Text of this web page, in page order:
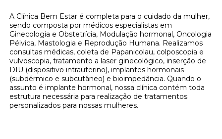
A Clínica Bem Estar é completa para o cuidado da mulher,
sendo composta por médicos especialistas em
Ginecologia e Obstetrícia, Modulação hormonal, Oncologia
Pélvica, Mastologia e Reprodução Humana. Realizamos
consultas médicas, coleta de Papanicolau, colposcopia e
vulvoscopia, tratamento a laser ginecológico, inserção de
DIU (dispositivo intrauterino), implantes hormonais
(subdérmico e subcutâneo) e bioimpedância. Quando o
assunto é implante hormonal, nossa clínica contém toda
estrutura necessária para realização de tratamentos
personalizados para nossas mulheres.